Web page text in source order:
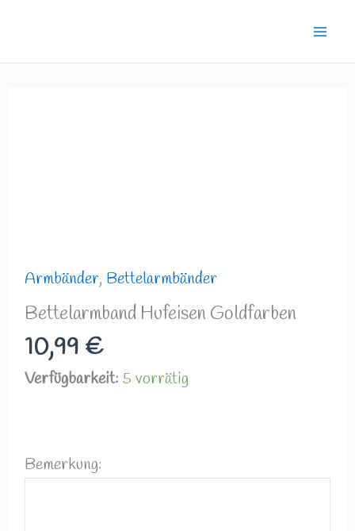
springen
Armbänder, Bettelarmbänder
Bettelarmband Hufeisen Goldfarben
10,99 €
Verfügbarkeit: 5 vorrätig
Bemerkung: